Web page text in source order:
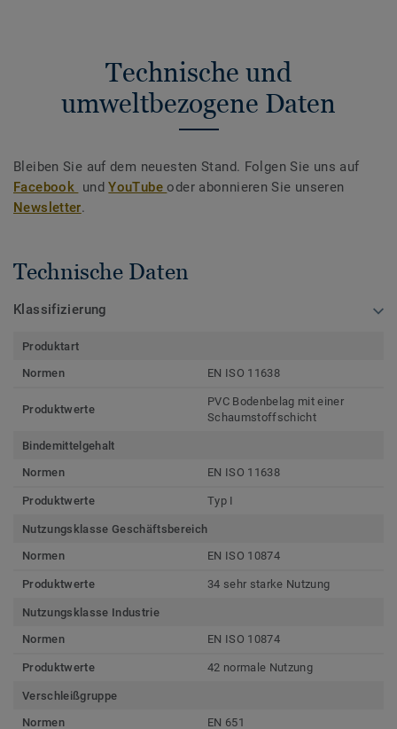
Technische und
umweltbezogene Daten
Bleiben Sie auf dem neuesten Stand. Folgen Sie uns auf
Facebook undYouTubeoder abonnieren Sie unseren
Newsletter.
Technische Daten
Klassifizierung
Produktart
Normen
EN ISO 11638
Produktwerte
PVC Bodenbelag mit einer
Schaumstoffschicht
Bindemittelgehalt
Normen
EN ISO 11638
Produktwerte Typ I
Nutzungsklasse Geschäftsbereich
Normen
EN ISO 10874
Produktwerte 34 sehr starke Nutzung
Nutzungsklasse Industrie
Normen
EN ISO 10874
Produktwerte 42 normale Nutzung
Verschleißgruppe
Normen
EN 651